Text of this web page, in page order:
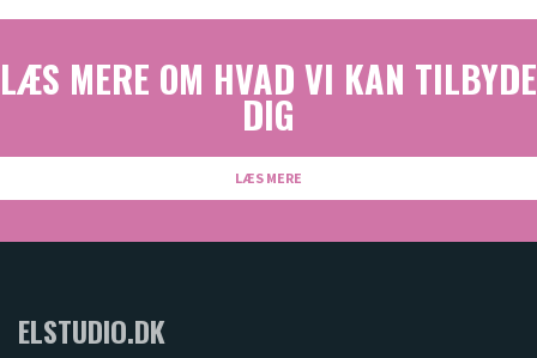
LÆS MERE OM HVAD VI KAN TILBYDE
DIG
LÆS MERE
ELSTUDIO.DK